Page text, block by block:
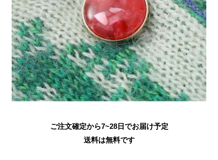
ご注文確定から7~28日でお届け予定
送料は無料です